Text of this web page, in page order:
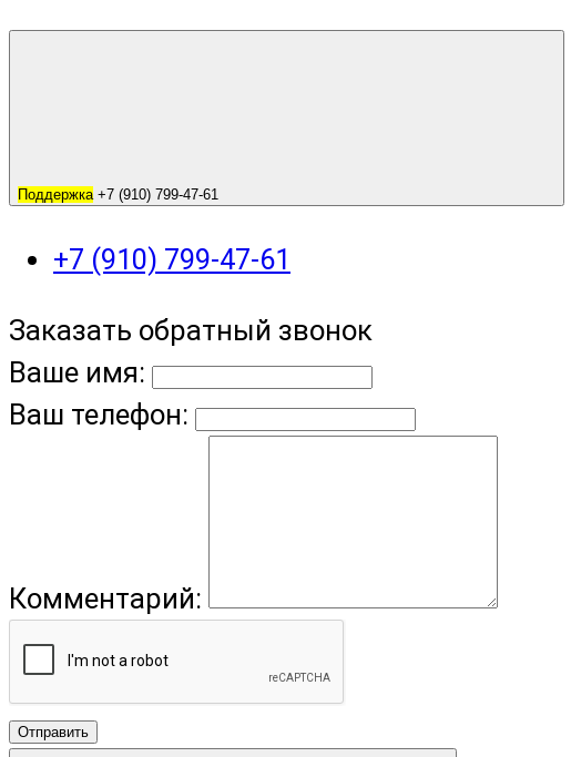
Поддержка +7 (910) 799-47-61
+7 (910) 799-47-61
Заказать обратный звонок
Ваше имя:
Ваш телефон:
Комментарий:
Отправить